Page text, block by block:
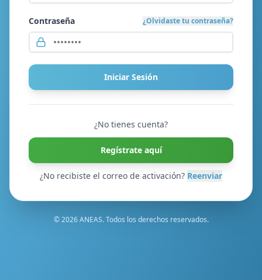
Contraseña ¿Olvidaste tu contraseña?
Iniciar Sesión
¿No tienes cuenta?
Regístrate aquí
¿No recibiste el correo de activación? Reenviar
© 2026 ANEAS. Todos los derechos reservados.